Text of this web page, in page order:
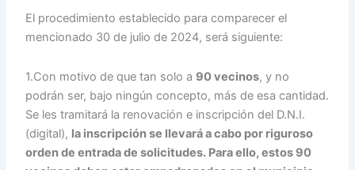
El procedimiento establecido para comparecer el
mencionado 30 de julio de 2024, será siguiente:
1.Con motivo de que tan solo a 90 vecinos, y no
podrán ser, bajo ningún concepto, más de esa cantidad.
Se les tramitará la renovación e inscripción del D.N.I.
(digital), la inscripción se llevará a cabo por riguroso
orden de entrada de solicitudes. Para ello, estos 90